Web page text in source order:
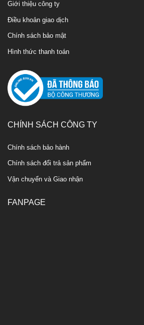
Giới thiệu công ty
Điều khoản giao dịch
Chính sách bảo mật
Hình thức thanh toán
CHÍNH SÁCH CÔNG TY
Chính sách bảo hành
Chính sách đổi trả sản phẩm
Vận chuyển và Giao nhận
FANPAGE